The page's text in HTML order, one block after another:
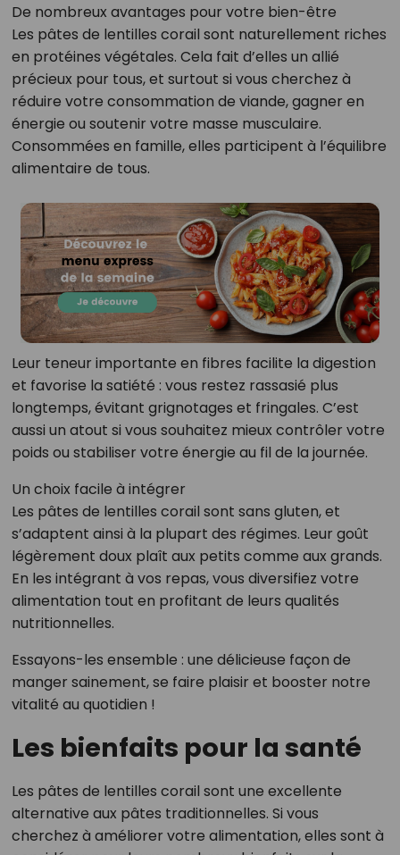
De nombreux avantages pour votre bien-être
Les pâtes de lentilles corail sont naturellement riches
en protéines végétales. Cela fait d’elles un allié
précieux pour tous, et surtout si vous cherchez à
réduire votre consommation de viande, gagner en
énergie ou soutenir votre masse musculaire.
Consommées en famille, elles participent à l’équilibre
alimentaire de tous.
Leur teneur importante en fibres facilite la digestion
et favorise la satiété : vous restez rassasié plus
longtemps, évitant grignotages et fringales. C’est
aussi un atout si vous souhaitez mieux contrôler votre
poids ou stabiliser votre énergie au fil de la journée.
Un choix facile à intégrer
Les pâtes de lentilles corail sont sans gluten, et
s’adaptent ainsi à la plupart des régimes. Leur goût
légèrement doux plaît aux petits comme aux grands.
En les intégrant à vos repas, vous diversifiez votre
alimentation tout en profitant de leurs qualités
nutritionnelles.
Essayons-les ensemble : une délicieuse façon de
manger sainement, se faire plaisir et booster notre
vitalité au quotidien !
Les bienfaits pour la santé
Les pâtes de lentilles corail sont une excellente
alternative aux pâtes traditionnelles. Si vous
cherchez à améliorer votre alimentation, elles sont à